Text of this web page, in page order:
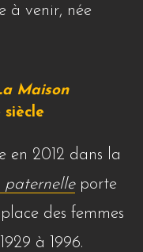
à venir, née
Maison
siècle
en 2012 dans la
porte
des femmes
à 1996.